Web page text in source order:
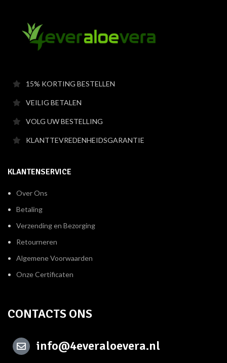
15% KORTING BESTELLEN
VEILIG BETALEN
VOLG UW BESTELLING
KLANTTEVREDENHEIDSGARANTIE
KLANTENSERVICE
Over Ons
Betaling
Verzending en Bezorging
Retourneren
Algemene Voorwaarden
Onze Certificaten
CONTACTS ONS
info@4everaloevera.nl